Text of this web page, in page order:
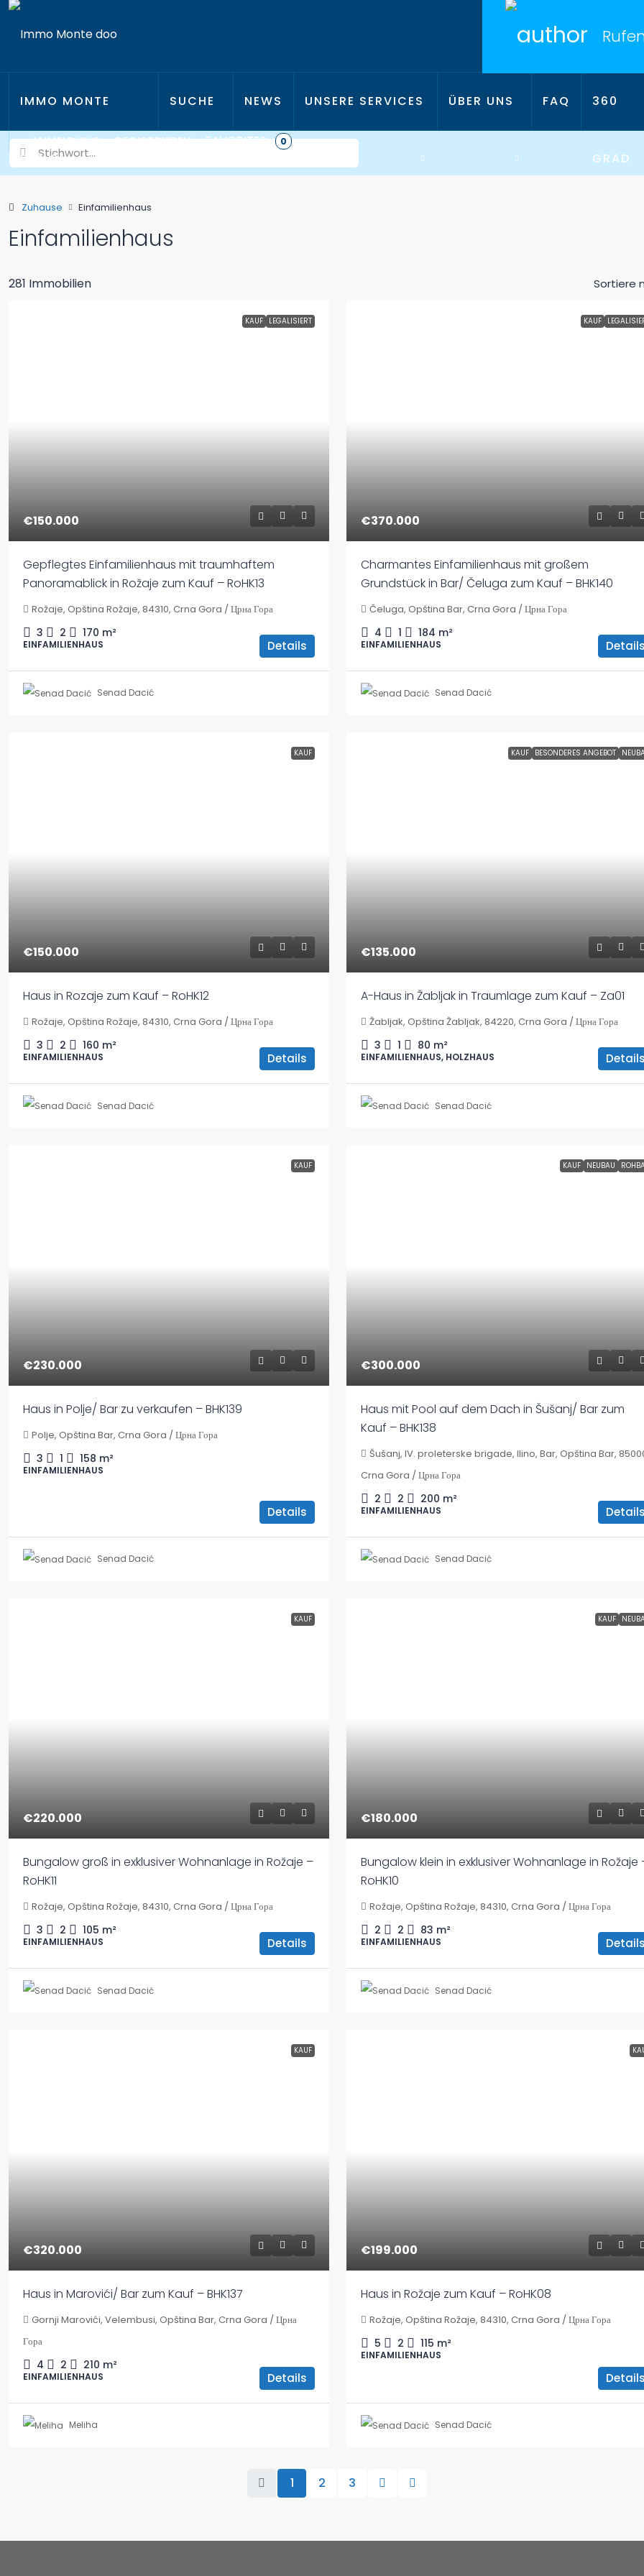
IMMO MONTE
D.O.O.
SUCHE NEWS UNSERE SERVICES ÜBER UNS FAQ 360
GRAD
ANMELDUNG REGISTRIEREN FAVORITES 0
Zuhause Einfamilienhaus
Einfamilienhaus
281 Immobilien Sortiere
KAUF LEGALISIERT
€150.000
Gepflegtes Einfamilienhaus mit traumhaftem
Panoramablick in Rožaje zum Kauf – RoHK13
Rožaje, Opština Rožaje, 84310, Crna Gora / Црна Гора
3 2 170 m²
EINFAMILIENHAUS Details
Senad Dacić
KAUF
€370.000
Charmantes Einfamilienhaus mit großem
Grundstück in Bar/ Čeluga zum Kauf – BHK140
Čeluga, Opština Bar, Crna Gora / Црна Гора
4 1 184 m²
EINFAMILIENHAUS
Senad Dacić
KAUF
€150.000
Haus in Rozaje zum Kauf – RoHK12
Rožaje, Opština Rožaje, 84310, Crna Gora / Црна Гора
3 2 160 m²
EINFAMILIENHAUS Details
Senad Dacić
KAUF BESONDERES ANGEBOT
€135.000
A-Haus in Žabljak in Traumlage zum Kauf – Za01
Žabljak, Opština Žabljak, 84220, Crna Gora / Црна Гора
3 1 80 m²
EINFAMILIENHAUS, HOLZHAUS
Senad Dacić
KAUF
€230.000
Haus in Polje/ Bar zu verkaufen – BHK139
Polje, Opština Bar, Crna Gora / Црна Гора
3 1 158 m²
EINFAMILIENHAUS
Details
Senad Dacić
KAUF NEUBAU
€300.000
Haus mit Pool auf dem Dach in Šušanj/ Bar zum
Kauf – BHK138
Šušanj, IV. proleterske brigade, Ilino, Bar, Opština Bar,
Crna Gora / Црна Гора
2 2 200 m²
EINFAMILIENHAUS
Senad Dacić
KAUF
€220.000
Bungalow groß in exklusiver Wohnanlage in Rožaje –
RoHK11
Rožaje, Opština Rožaje, 84310, Crna Gora / Црна Гора
3 2 105 m²
EINFAMILIENHAUS Details
Senad Dacić
KAUF
€180.000
Bungalow klein in exklusiver Wohnanlage in Rožaje
RoHK10
Rožaje, Opština Rožaje, 84310, Crna Gora / Црна Гора
2 2 83 m²
EINFAMILIENHAUS
Senad Dacić
KAUF
€320.000
Haus in Marovići/ Bar zum Kauf – BHK137
Gornji Marovići, Velembusi, Opština Bar, Crna Gora / Црна
Гора
4 2 210 m²
EINFAMILIENHAUS Details
Meliha
€199.000
Haus in Rožaje zum Kauf – RoHK08
Rožaje, Opština Rožaje, 84310, Crna Gora / Црна Гора
5 2 115 m²
EINFAMILIENHAUS
Senad Dacić
1 2 3